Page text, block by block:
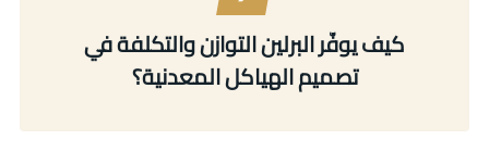
كيف يوفّر البرلين التوازن والتكلفة في
تصميم الهياكل المعدنية؟